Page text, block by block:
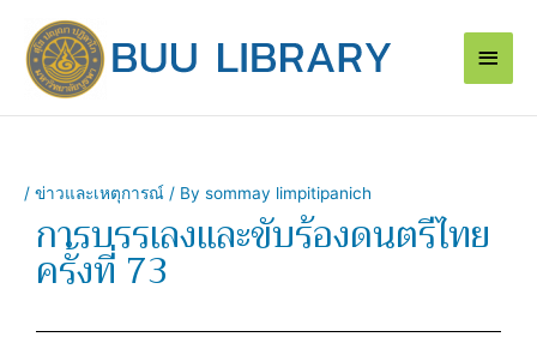
content
Main
/ ข่าวและเหตุการณ์ / By sommay limpitipanich
การบรรเลงและขับร้องดนตรีไทย
ครั้งที่ 73